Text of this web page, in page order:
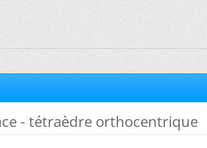
- tétraèdre orthocentrique